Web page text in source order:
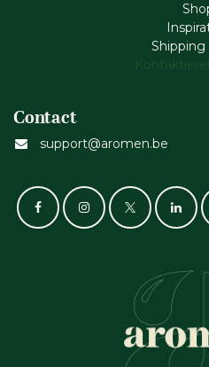
Shipping
Contact
support@aromen.be